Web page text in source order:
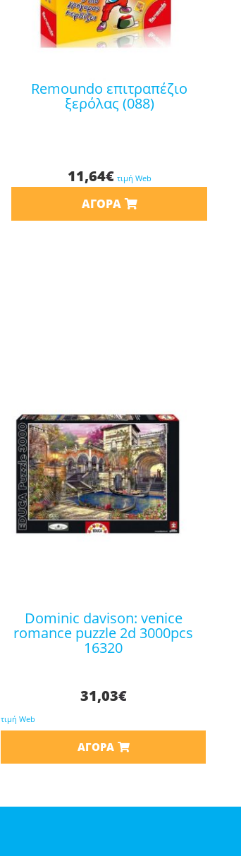
remoundo επιτραπέζιο
ξερόλας (088)
11,64€ τιμή Web
ΑΓΟΡΆ
dominic davison: venice
romance puzzle 2d 3000pcs
16320
31,03€
τιμή Web
ΑΓΟΡΆ